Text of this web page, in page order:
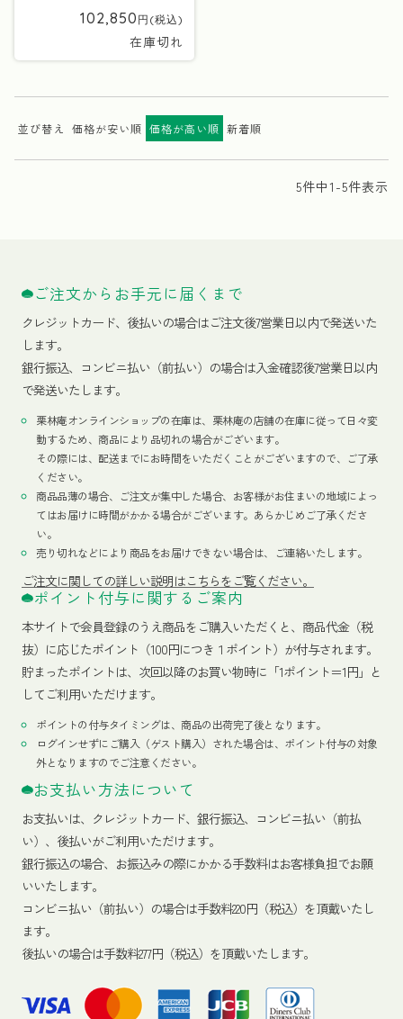
102,850
在庫切れ
並び替え 価格が安い順 価格が高い順 新着順
5件中1 -5件表示
ご注文からお手元に届くまで
クレジットカード、 後払いの場合はご注文後7営業日以内で発送いた
します。
銀行振込、コンビニ払い（前払い）の場合は入金確認後7営業日以内
で発送いたします。
栗林庵オンラインショップの在庫は、栗林庵の店舗の在庫に従って日々変
動するため、商品により品切れの場合がございます。
その際には、配送までにお時間をいただくことがございますので、ご了承
ください。
商品品薄の場合、ご注文が集中した場合、お客様がお住まいの地域によっ
てはお届けに時間がかかる場合がございます。あらかじめご了承くださ
い。
売り切れなどにより商品をお届けできない場合は、ご連絡いたします。
ご注文に関しての詳しい説明はこちらをご覧ください。
ポイント付与に関するご案内
本サイトで会員登録のうえ商品をご購入いただくと、商品代金（税
抜）に応じたポイント（100円につき１ポイント）が付与されます。
貯まったポイントは、次回以降のお買い物時に「1ポイント＝1円」と
してご利用いただけます。
ポイントの付与タイミングは、商品の出荷完了後となります。
ログインせずにご購入（ゲスト購入）された場合は、ポイント付与の対象
外となりますのでご注意ください。
お支払い方法について
お支払いは、クレジットカード、銀行振込、コンビニ払い（前払
い）、後払いがご利用いただけます。
銀行振込の場合、お振込みの際にかかる手数料はお客様負担でお願
いいたします。
コンビニ払い（前払い）の場合は手数料220円（税込）を頂戴いたし
ます。
後払いの場合は手数料277円（税込）を頂戴いたします。